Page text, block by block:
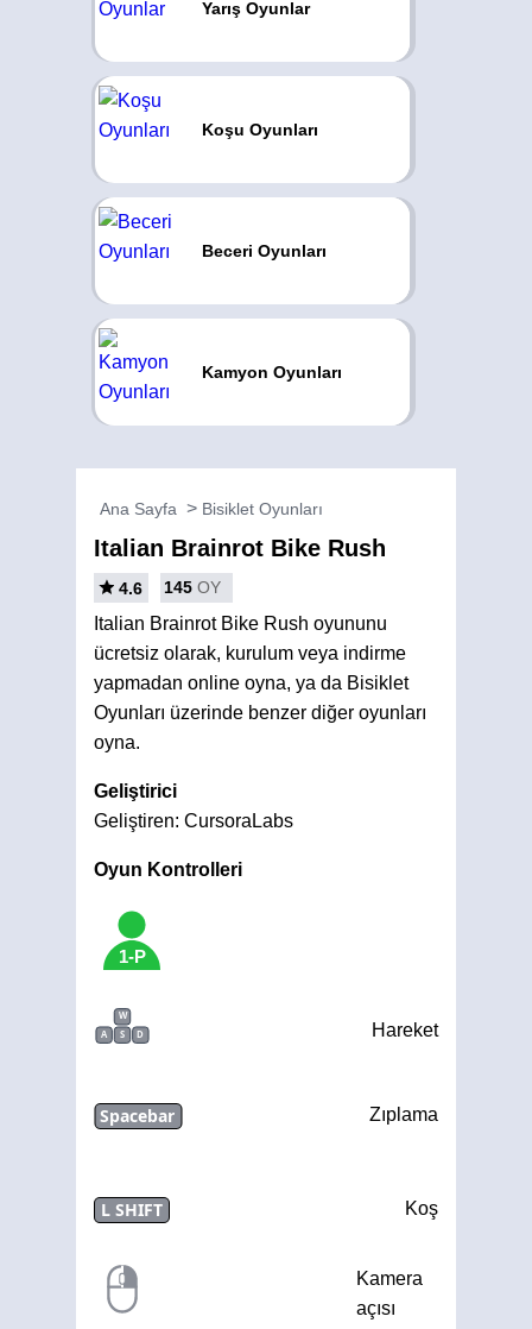
Yarış Oyunlar
Koşu Oyunları
Beceri Oyunları
Kamyon Oyunları
Ana Sayfa Bisiklet Oyunları
Italian Brainrot Bike Rush
4.6 145 OY
Italian Brainrot Bike Rush oyununu
ücretsiz olarak, kurulum veya indirme
yapmadan online oyna, ya da Bisiklet
Oyunları üzerinde benzer diğer oyunları
oyna.
Geliştirici
Geliştiren: CursoraLabs
Oyun Kontrolleri
1-P
W
A
S D Hareket
Spacebar Zıplama
L SHIFT Koş
Kamera
açısı